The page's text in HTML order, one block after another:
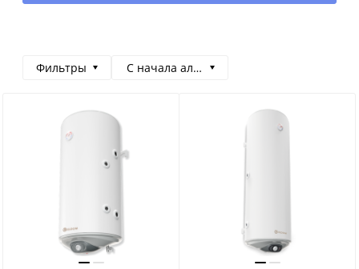
Фильтры С начала алфавита